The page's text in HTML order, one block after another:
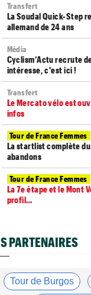
Transfert
La Soudal Quick-Step
allemand de 24 ans
Média
Cyclism’Actu recrute
intéresse, c'est ici !
Transfert
Le Mercato vélo est
infos
Tour de France Femmes
La startlist complète du
abandons
Tour de France Femmes
La 7e étape et le Mont
profil…
Tour de Pologne
longtemps"
PARTENAIRES
Tour de Burgos